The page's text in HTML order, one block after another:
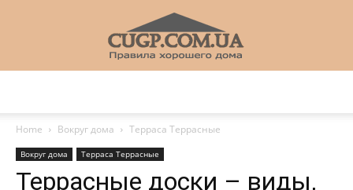
Home Вокруг дома Терраса Террасные
Вокруг дома Терраса Террасные
Террасные доски – виды,